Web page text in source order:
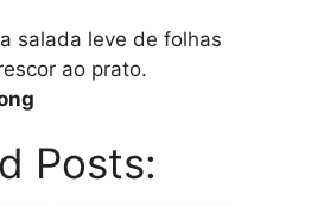
salada leve de folhas
ao prato.
Posts: